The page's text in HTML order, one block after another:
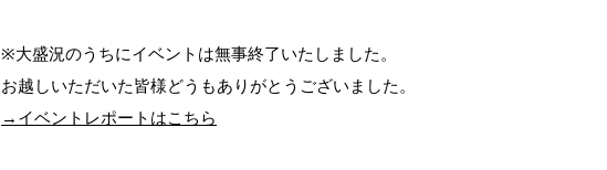
※大盛況のうちにイベントは無事終了いたしました。
お越しいただいた皆様どうもありがとうございました。
→イベントレポートはこちら